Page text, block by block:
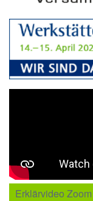
Erklärvideo Zoom